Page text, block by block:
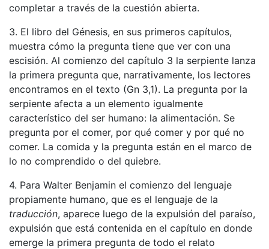
completar a través de la cuestión abierta.
3. El libro del Génesis, en sus primeros capítulos,
muestra cómo la pregunta tiene que ver con una
escisión. Al comienzo del capítulo 3 la serpiente lanza
la primera pregunta que, narrativamente, los lectores
encontramos en el texto (Gn 3,1). La pregunta por la
serpiente afecta a un elemento igualmente
característico del ser humano: la alimentación. Se
pregunta por el comer, por qué comer y por qué no
comer. La comida y la pregunta están en el marco de
lo no comprendido o del quiebre.
4. Para Walter Benjamin el comienzo del lenguaje
propiamente humano, que es el lenguaje de la
traducción, aparece luego de la expulsión del paraíso,
expulsión que está contenida en el capítulo en donde
emerge la primera pregunta de todo el relato